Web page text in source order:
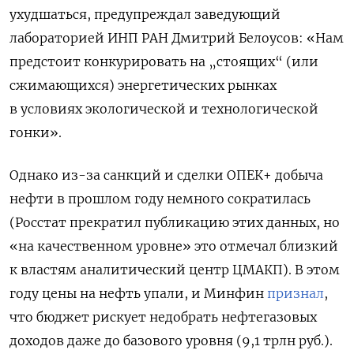
ухудшаться, предупреждал заведующий
лабораторией ИНП РАН Дмитрий Белоусов: «Нам
предстоит конкурировать на „стоящих“ (или
сжимающихся) энергетических рынках
в условиях экологической и технологической
гонки».
Однако из-за санкций и сделки ОПЕК+ добыча
нефти в прошлом году немного сократилась
(Росстат прекратил публикацию этих данных, но
«на качественном уровне» это отмечал близкий
к властям аналитический центр ЦМАКП). В этом
году цены на нефть упали, и Минфин признал,
что бюджет рискует недобрать нефтегазовых
доходов даже до базового уровня (9,1 трлн руб.).